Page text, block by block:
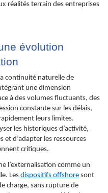
réalités terrain des entreprises
évolution
continuité naturelle de
une dimension
à des volumes fluctuants, des
constante sur les délais,
leurs limites.
les historiques d’activité,
et d’adapter les ressources
critiques.
l’externalisation comme un
Les dispositifs offshore sont
charge, sans rupture de